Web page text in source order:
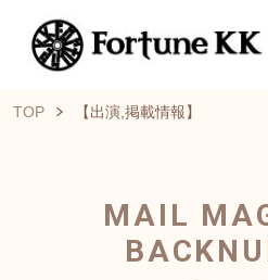
TOP 【出演,掲載情報】
MAIL